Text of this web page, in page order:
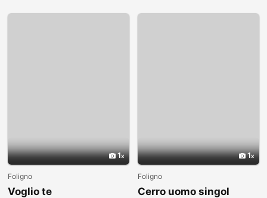
1
Foligno
Voglio te
1
Foligno
Cerro uomo singol